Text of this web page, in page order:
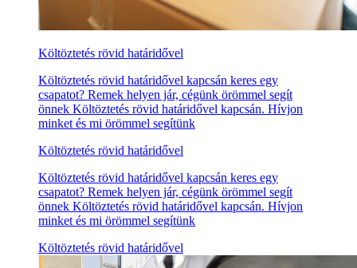
Költöztetés rövid határidővel
Költöztetés rövid határidővel kapcsán keres egy
csapatot? Remek helyen jár, cégünk örömmel segít
önnek Költöztetés rövid határidővel kapcsán. Hívjon
minket és mi örömmel segítünk
Költöztetés rövid határidővel
Költöztetés rövid határidővel kapcsán keres egy
csapatot? Remek helyen jár, cégünk örömmel segít
önnek Költöztetés rövid határidővel kapcsán. Hívjon
minket és mi örömmel segítünk
Költöztetés rövid határidővel